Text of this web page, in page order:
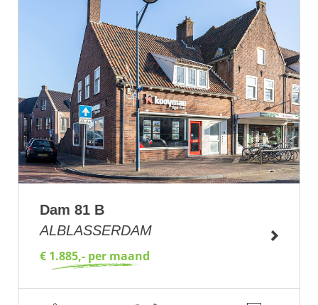
Dam 81 B
ALBLASSERDAM
€ 1.885,- per maand